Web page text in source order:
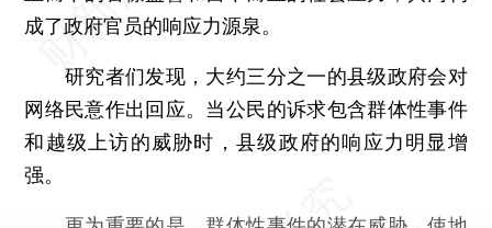
成了政府官员的响应力源泉。
研究者们发现，大约三分之一的县级政府会对
网络民意作出回应。当公民的诉求包含群体性事件
和越级上访的威胁时，县级政府的响应力明显增
强。